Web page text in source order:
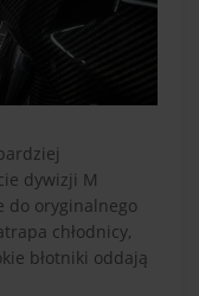
dywizji M
do oryginalnego
chłodnicy,
błotniki oddają